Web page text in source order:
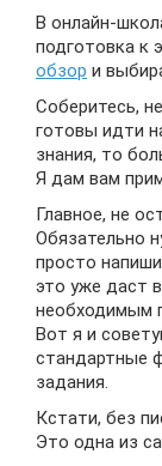
В онлайн-
подготовка к
обзор и
Соберитесь,
готовы идти
знания, то
Я дам вам
Главное, не
Обязательно
просто
это уже даст
необходимым
Вот я и
стандартные
задания.
Кстати, без
Это одна из